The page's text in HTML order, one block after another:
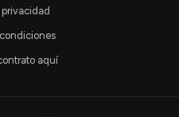
privacidad
aquí